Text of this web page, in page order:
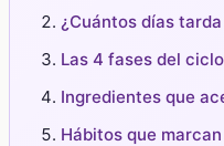
¿Cuántos días
Las 4 fases del
Ingredientes que
Hábitos que